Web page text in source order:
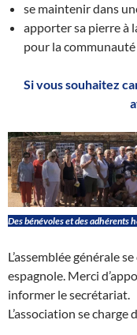
se maintenir dans
apporter sa pierre à
pour la
Si vous souhaitez
Des bénévoles et des adhérents
L’assemblée générale
espagnole. Merci
informer le secrétariat.
L’association se charge